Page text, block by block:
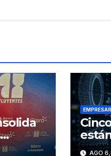
AGO